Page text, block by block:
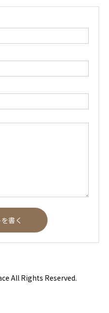
All Rights Reserved.